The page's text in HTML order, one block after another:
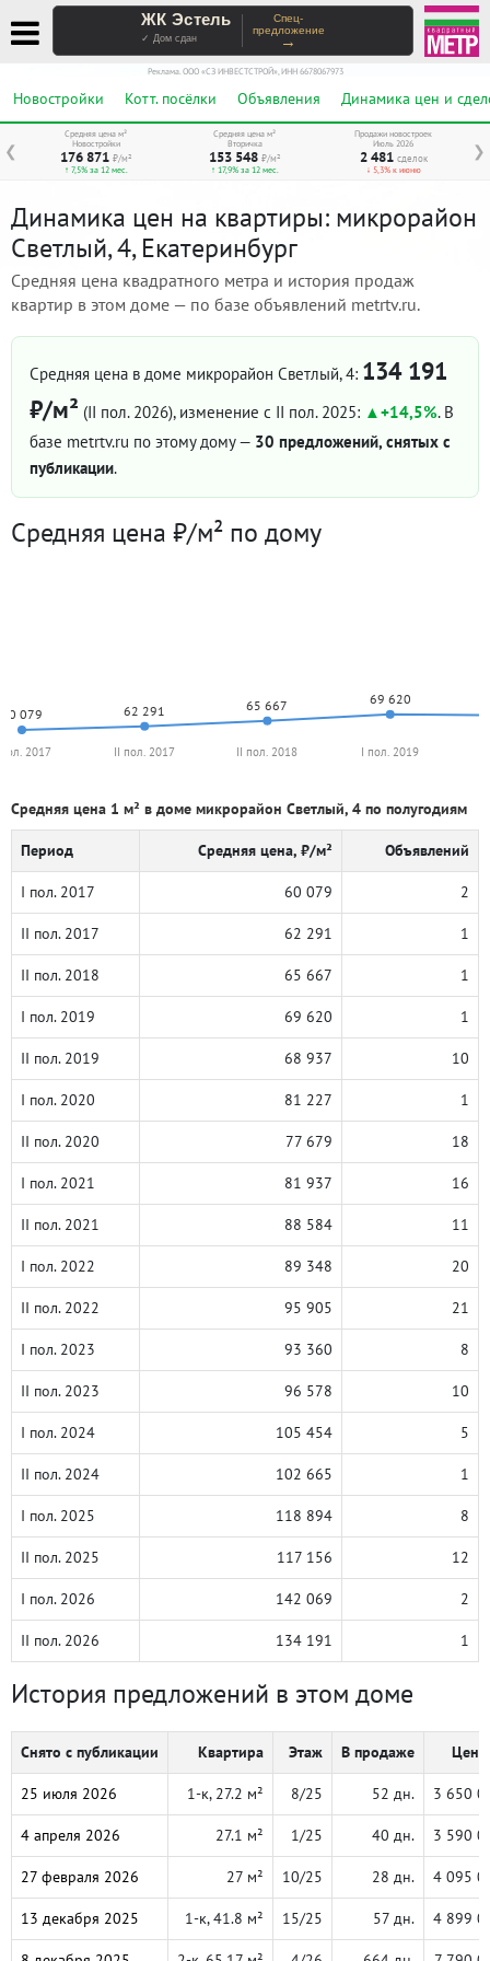
ЖК Эстель
✓ Дом сдан
Спец-
предложение
→
Реклама. ООО «СЗ ИНВЕСТСТРОЙ», ИНН 6678067973
Новостройки Котт. посёлки Объявления Динамика цен и
❮ ❯
Средняя цена м²
Новостройки
176 871 ₽/м²
↑ 7,5% за 12 мес.
Средняя цена м²
Вторичка
153 548 ₽/м²
↑ 17,9% за 12 мес.
Продажи новостроек
Июль 2026
2 481 сделок
↓ 5,3% к июню
Динамика цен на квартиры: микрорайон
Светлый, 4, Екатеринбург
Средняя цена квадратного метра и история продаж
квартир в этом доме — по базе объявлений metrtv.ru.
Средняя цена в доме микрорайон Светлый, 4: 134 191
₽/м² (II пол. 2026), изменение с II пол. 2025: +14,5%. В
базе metrtv.ru по этому дому — 30 предложений, снятых с
публикации.
Средняя цена ₽/м² по дому
60 079 62 291 65 667 69 620
2017 II пол. 2017 II пол. 2018 I пол. 2019
Средняя цена 1 м² в доме микрорайон Светлый, 4 по полугодиям
Период Средняя цена, ₽/м² Объявлений
I пол. 2017 60 079 2
II пол. 2017 62 291 1
II пол. 2018 65 667 1
I пол. 2019 69 620 1
II пол. 2019 68 937 10
I пол. 2020 81 227 1
II пол. 2020 77 679 18
I пол. 2021 81 937 16
II пол. 2021 88 584 11
I пол. 2022 89 348 20
II пол. 2022 95 905 21
I пол. 2023 93 360 8
II пол. 2023 96 578 10
I пол. 2024 105 454 5
II пол. 2024 102 665 1
I пол. 2025 118 894 8
II пол. 2025 117 156 12
I пол. 2026 142 069 2
II пол. 2026 134 191 1
История предложений в этом доме
Снято с публикации Квартира Этаж В продаже
25 июля 2026 1-к, 27.2 м² 8/25 52 дн. 3 650
4 апреля 2026 27.1 м² 1/25 40 дн. 3 590
27 февраля 2026 27 м² 10/25 28 дн. 4 095
13 декабря 2025 1-к, 41.8 м² 15/25 57 дн. 4 899